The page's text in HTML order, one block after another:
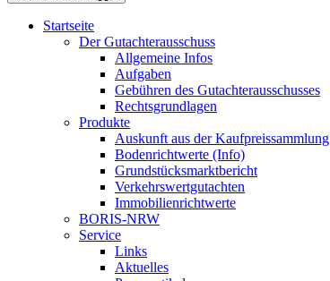
Startseite
Der Gutachterausschuss
Allgemeine Infos
Aufgaben
Gebühren des Gutachterausschusses
Rechtsgrundlagen
Produkte
Auskunft aus der Kaufpreissammlung
Bodenrichtwerte (Info)
Grundstücksmarktbericht
Verkehrswertgutachten
Immobilienrichtwerte
BORIS-NRW
Service
Links
Aktuelles